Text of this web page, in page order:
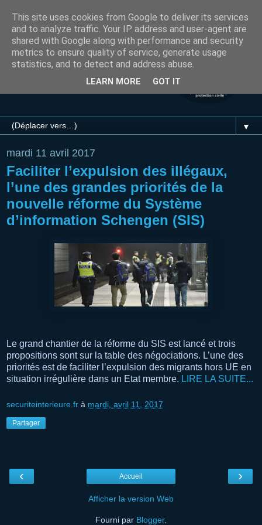
▼
mardi 11 avril 2017
Faciliter l’expulsion des illégaux,
l’une des grandes priorités de la
nouvelle réforme du Système
d’information Schengen (SIS)
Le grand chantier de la réforme du SIS est lancé et trois
propositions sont sur la table des négociations. L’une des
priorités est de faciliter l’expulsion des migrants hors UE en
situation irrégulière dans un Etat membre. LIRE LA SUITE...
securiteinterieure.fr à mardi, avril 11, 2017
Partager
‹ ›
Accueil
Afficher la version Web
Fourni par Blogger.
This site uses cookies from Google to deliver its services
and to analyze traffic. Your IP address and user-agent are
shared with Google along with performance and security
metrics to ensure quality of service, generate usage
statistics, and to detect and address abuse.
LEARN MORE GOT IT